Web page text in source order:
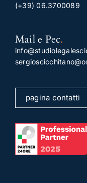
(+39) 06.3700089
Mail e Pec.
pagina contatti